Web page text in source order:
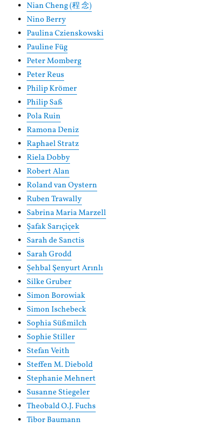
Nian Cheng (程 念)
Nino Berry
Paulina Czienskowski
Pauline Füg
Peter Momberg
Peter Reus
Philip Krömer
Philip Saß
Pola Ruin
Ramona Deniz
Raphael Stratz
Riela Dobby
Robert Alan
Roland van Oystern
Ruben Trawally
Sabrina Maria Marzell
Şafak Sarıçiçek
Sarah de Sanctis
Sarah Grodd
Şehbal Şenyurt Arınlı
Silke Gruber
Simon Borowiak
Simon Ischebeck
Sophia Süßmilch
Sophie Stiller
Stefan Veith
Steffen M. Diebold
Stephanie Mehnert
Susanne Stiegeler
Theobald O.J. Fuchs
Tibor Baumann